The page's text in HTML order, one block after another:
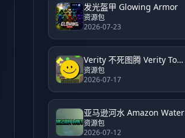
发光盔甲 Glowing Armor
资源包
2026-07-23
Verity 不死图腾 Verity Totem
资源包
2026-07-17
亚马逊河水 Amazon Water
资源包
2026-07-12